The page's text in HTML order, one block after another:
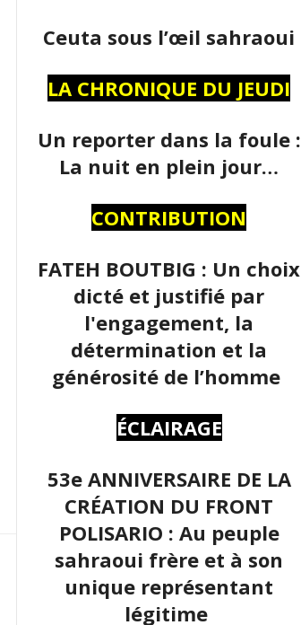
Ceuta sous l’œil sahraoui
LA CHRONIQUE DU JEUDI
Un reporter dans la foule :
La nuit en plein jour…
CONTRIBUTION
FATEH BOUTBIG : Un choix
dicté et justifié par
l'engagement, la
détermination et la
générosité de l’homme
ÉCLAIRAGE
53e ANNIVERSAIRE DE LA
CRÉATION DU FRONT
POLISARIO : Au peuple
sahraoui frère et à son
unique représentant
légitime